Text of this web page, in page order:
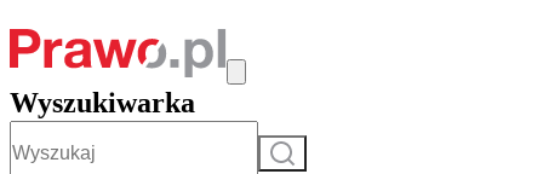
Wyszukiwarka
Szukaj